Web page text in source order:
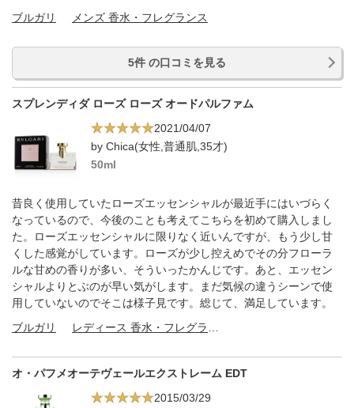
ブルガリ
メンズ 香水・フレグランス
5件 の口コミを見る
スプレンディダ ローズ ローズ オードパルファム
2021/04/07
by Chica(女性,普通肌,35才)
50ml
昔良く使用していたローズエッセンシャルが最近手にはいづらく
なっているので、今後のことも考えてこちらを初めて購入しまし
た。ローズエッセンシャルに限りなく近いんですが、もう少し甘
くした感覚がしています。ローズが少し控えめでその分フローラ
ルな甘めの香りが多い、そういったかんじです。あと、エッセン
シャルよりとぶのが早い気がします。まだ気候の違うシーンで使
用していないのでそこは様子見です。総じて、満足しています。
ブルガリ
オ・パフメオーテヴェールエクストレーム EDT
2015/03/29